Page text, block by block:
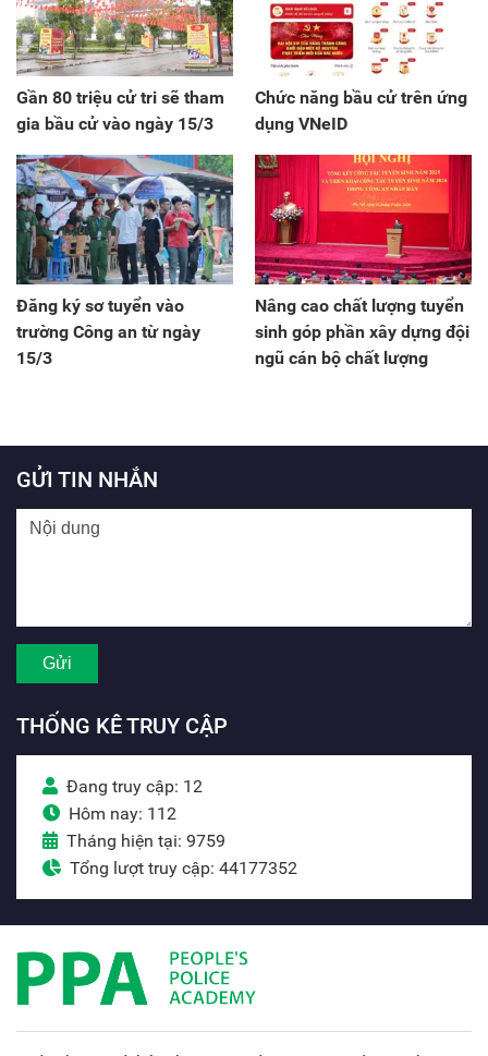
Gần 80 triệu cử tri sẽ tham
gia bầu cử vào ngày 15/3
Chức năng bầu cử trên ứng
dụng VNeID
Đăng ký sơ tuyển vào
trường Công an từ ngày
15/3
Nâng cao chất lượng tuyển
sinh góp phần xây dựng đội
ngũ cán bộ chất lượng
GỬI TIN NHẮN
THỐNG KÊ TRUY CẬP
Đang truy cập: 12
Hôm nay: 112
Tháng hiện tại: 9759
Tổng lượt truy cập: 44177352